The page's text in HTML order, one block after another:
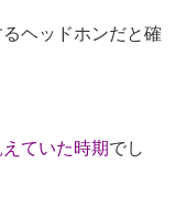
ヘッドホンだと確
ていた時期でし